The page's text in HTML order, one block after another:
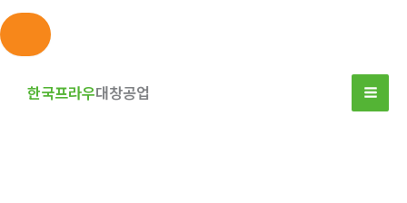
한국프라우대창공업